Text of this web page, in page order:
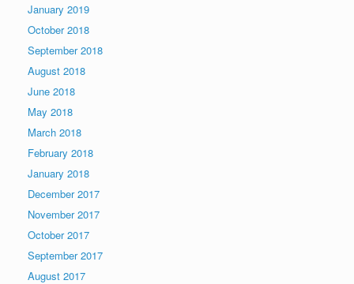
January 2019
October 2018
September 2018
August 2018
June 2018
May 2018
March 2018
February 2018
January 2018
December 2017
November 2017
October 2017
September 2017
August 2017